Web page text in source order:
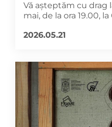
Vă așteptăm cu drag
mai, de la ora 19.00,
2026.05.21